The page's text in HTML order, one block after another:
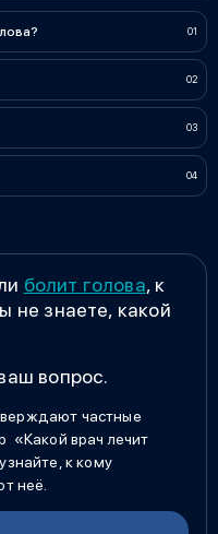
болит голова, к
не знаете, какой
вопрос.
частные
«Какой врач лечит
к кому
неё.